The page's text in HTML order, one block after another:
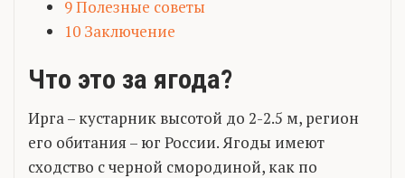
9Полезные советы
10 Заключение
Что это за ягода?
Ирга – кустарник высотой до 2-2.5 м, регион
его обитания – юг России. Ягоды имеют
сходство с черной смородиной, как по